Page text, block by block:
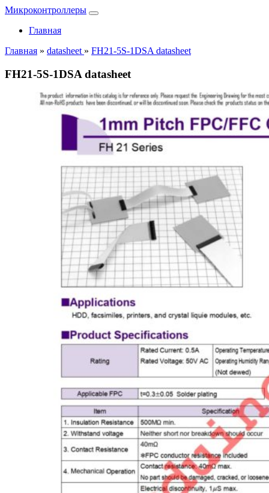
Микроконтроллеры
Главная
Главная » datasheet » FH21-5S-1DSA datasheet
FH21-5S-1DSA datasheet